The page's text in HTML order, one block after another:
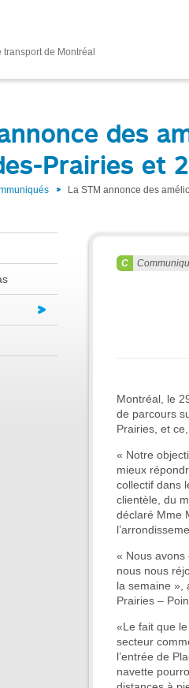
transport de Montréal
des
Prairies et
La STM annonce des
Montréal, le
de parcours
Prairies, et
« Notre
mieux
collectif dans
clientèle, du
déclaré Mme
« Nous avons
nous nous
la semaine »,
Prairies –
«Le fait que
secteur
l’entrée de
navette